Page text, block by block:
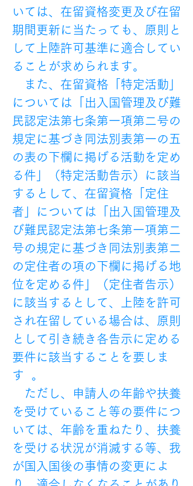
いては、在留資格変更及び在留
期間更新に当たっても、原則と
して上陸許可基準に適合してい
ることが求められます。
また、在留資格「特定活動」
については「出入国管理及び難
民認定法第七条第一項第二号の
規定に基づき同法別表第一の五
の表の下欄に掲げる活動を定め
る件」（特定活動告示）に該当
するとして、在留資格「定住
者」については「出入国管理及
び難民認定法第七条第一項第二
号の規定に基づき同法別表第二
の定住者の項の下欄に掲げる地
位を定める件」（定住者告示）
に該当するとして、上陸を許可
され在留している場合は、原則
として引き続き各告示に定める
要件に該当することを要しま
す  。
ただし、申請人の年齢や扶養
を受けていること等の要件につ
いては、年齢を重ねたり、扶養
を受ける状況が消滅する等、我
が国入国後の事情の変更によ